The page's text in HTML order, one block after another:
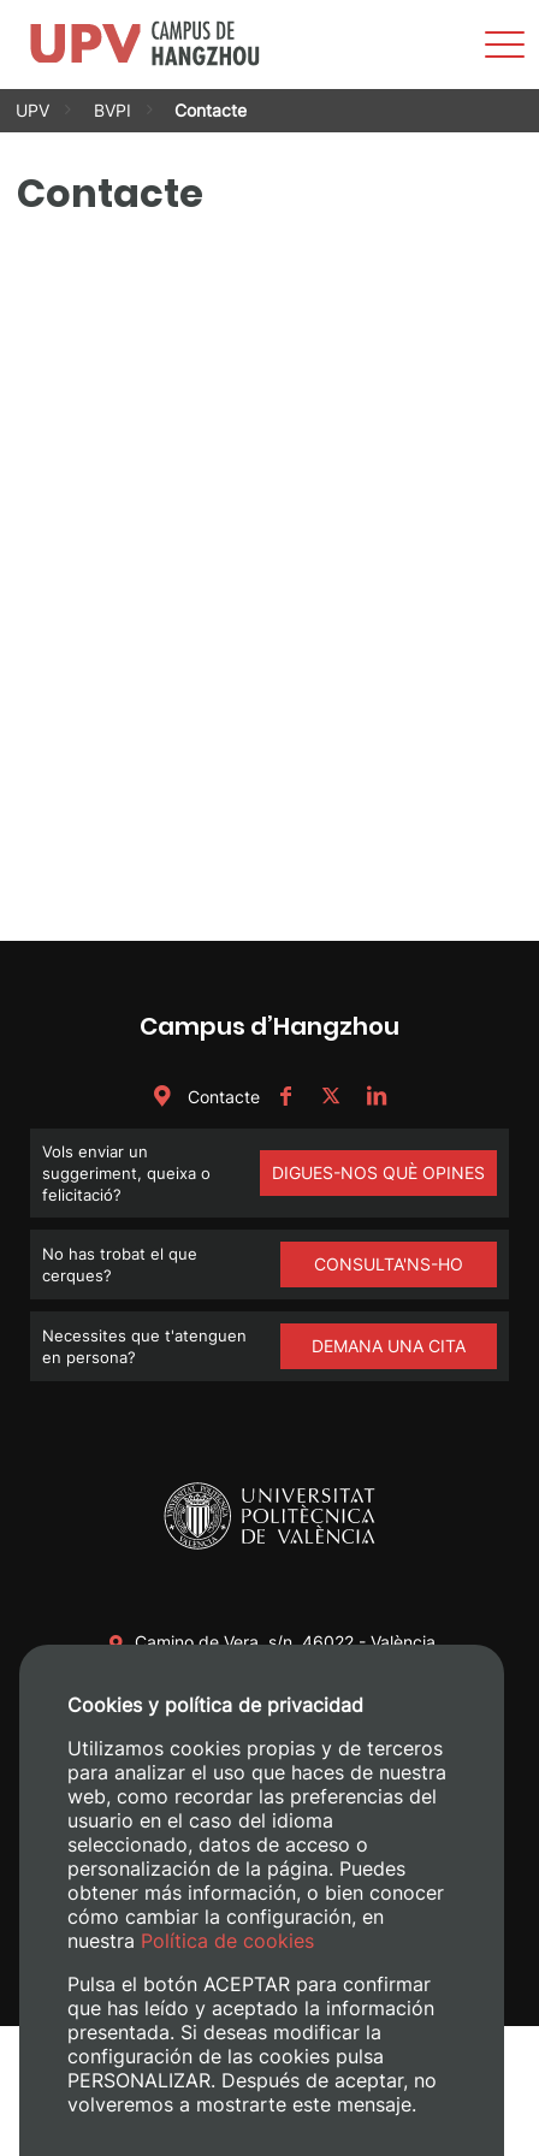
VésUPV BVPI Contacte
Contacte
Campus d’Hangzhou
Contacte
Vols enviar un
suggeriment, queixa o
felicitació?
DIGUES-NOS QUÈ OPINES
No has trobat el que
cerques?
CONSULTA'NS-HO
Necessites que t'atenguen
en persona?
DEMANA UNA CITA
Camino de Vera, s/n. 46022 - València
+34 620 04 00 50
Avís legal
Política de cookies
Cookies y política de privacidad
Utilizamos cookies propias y de terceros
para analizar el uso que haces de nuestra
web, como recordar las preferencias del
usuario en el caso del idioma
seleccionado, datos de acceso o
personalización de la página. Puedes
obtener más información, o bien conocer
cómo cambiar la configuración, en
nuestra Política de cookies
Pulsa el botón ACEPTAR para confirmar
que has leído y aceptado la información
presentada. Si deseas modificar la
configuración de las cookies pulsa
PERSONALIZAR. Después de aceptar, no
volveremos a mostrarte este mensaje.